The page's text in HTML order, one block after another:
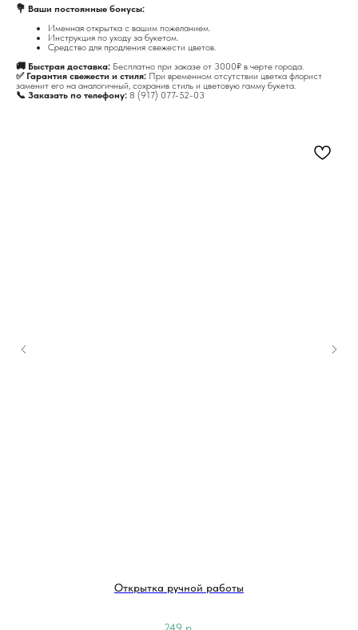
💐 Ваши постоянные бонусы:
Именная открытка с вашим пожеланием.
Инструкция по уходу за букетом.
Средство для продления свежести цветов.
🚚 Быстрая доставка: Бесплатно при заказе от 3000₽ в черте города.
✅ Гарантия свежести и стиля: При временном отсутствии цветка флорист
заменит его на аналогичный, сохранив стиль и цветовую гамму букета.
📞 Заказать по телефону: 8 (917) 077-52-03
Открытка ручной работы
249 р.